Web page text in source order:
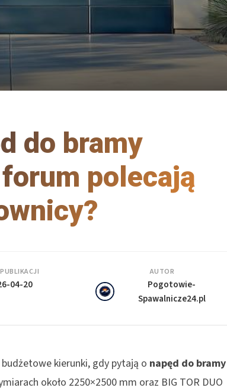
do bramy
polecają
04-20
AUTOR
Pogotowie-
Spawalnicze24.pl
kierunki, gdy pytają o napęd do bramy
około 2250×2500 mm oraz BIG TOR DUO